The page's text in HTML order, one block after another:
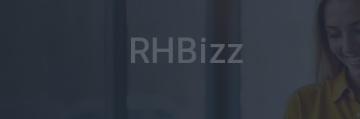
RHBizz